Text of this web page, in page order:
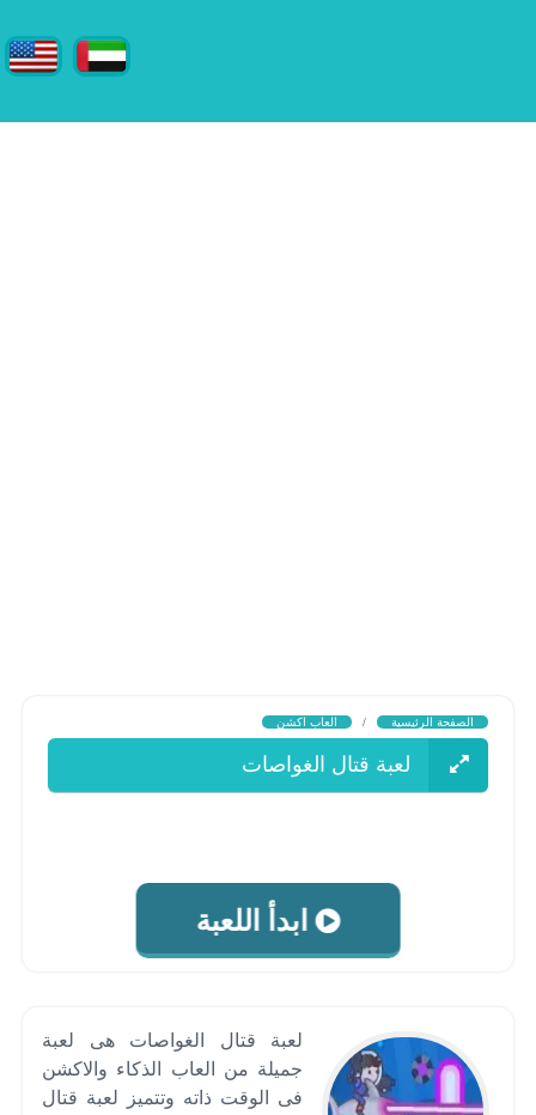
الصفحة الرئيسية / العاب اكشن
لعبة قتال الغواصات
ابدأ اللعبة
لعبة قتال الغواصات هى لعبة
جميلة من العاب الذكاء والاكشن
فى الوقت ذاته وتتميز لعبة قتال